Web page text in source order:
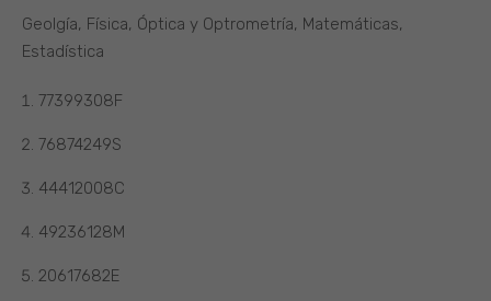
Geolgía, Física, Óptica y Optrometría, Matemáticas,
Estadística
77399308F
76874249S
44412008C
49236128M
20617682E